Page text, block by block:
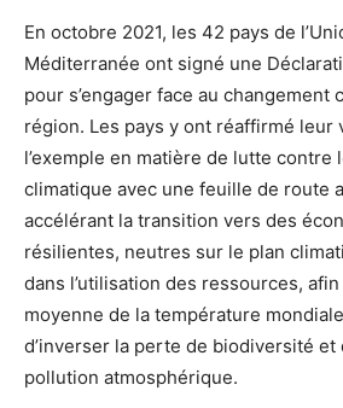
En octobre 2021, les 42 pays de
Méditerranée ont signé une
pour s’engager face au changement
région. Les pays y ont réaffirmé leur
l’exemple en matière de lutte contre
climatique avec une feuille de route
accélérant la transition vers des
résilientes, neutres sur le plan
dans l’utilisation des ressources,
moyenne de la température mondiale
d’inverser la perte de biodiversité et
pollution atmosphérique.